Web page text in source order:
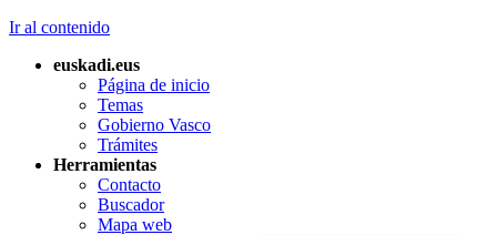
Ir al contenido
euskadi.eus
Página de inicio
Temas
Gobierno Vasco
Trámites
Herramientas
Contacto
Buscador
Mapa web